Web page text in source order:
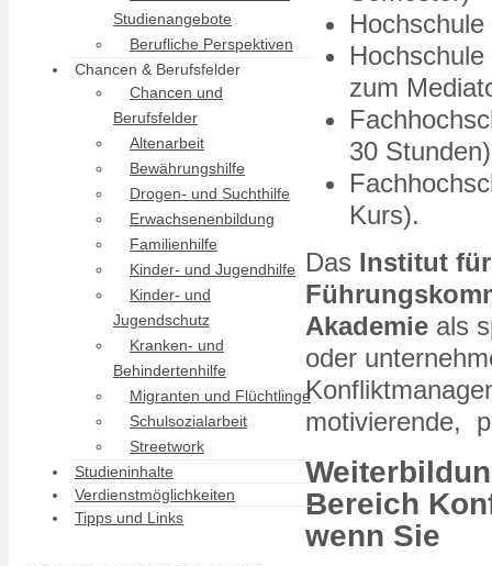
zum
30 Stunden)
Kurs).
Das Institut
Akademie als
oder
motivierende,
Bereich
wenn Sie
Studienangebote
Berufliche Perspektiven
Chancen & Berufsfelder
Chancen und
Berufsfelder
Altenarbeit
Bewährungshilfe
Drogen- und Suchthilfe
Erwachsenenbildung
Familienhilfe
Kinder- und Jugendhilfe
Kinder- und
Jugendschutz
Kranken- und
Behindertenhilfe
Migranten und Flüchtlinge
Schulsozialarbeit
Streetwork
Studieninhalte
Verdienstmöglichkeiten
Tipps und Links